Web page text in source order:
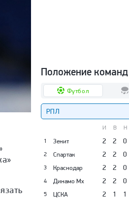
Положение команд
Футбол
РПЛ
И В Н
1
Зенит 2 2 0
2 Спартак 2 2 0
3 Краснодар 2 2 0
4 Динамо Мх 2 2 0
5 ЦСКА 2 1 1